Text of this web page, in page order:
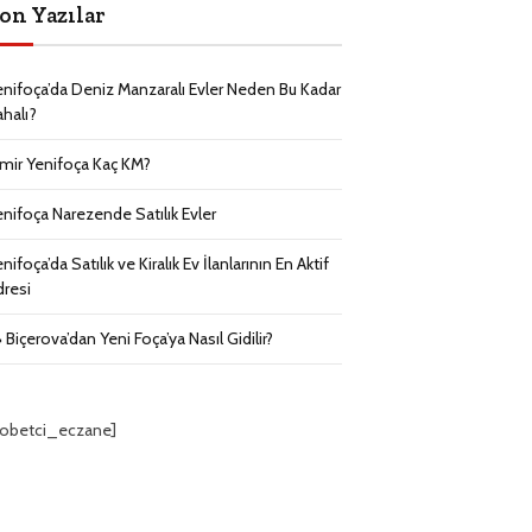
Yazılar
Deniz Manzaralı Evler Neden Bu Kadar
Yenifoça Kaç KM?
Narezende Satılık Evler
Satılık ve Kiralık Ev İlanlarının En Aktif
Biçerova’dan Yeni Foça’ya Nasıl Gidilir?